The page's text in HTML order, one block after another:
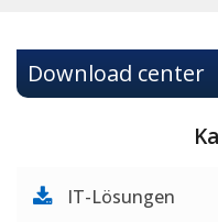
Download center
IT-Lösungen